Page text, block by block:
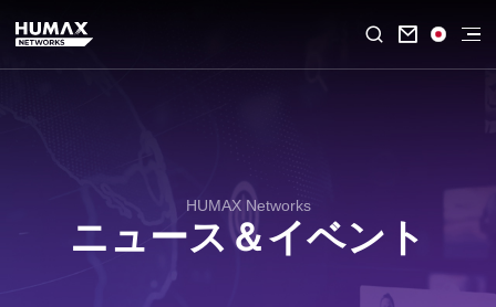

HUMAX Networks
ニュース＆イベント